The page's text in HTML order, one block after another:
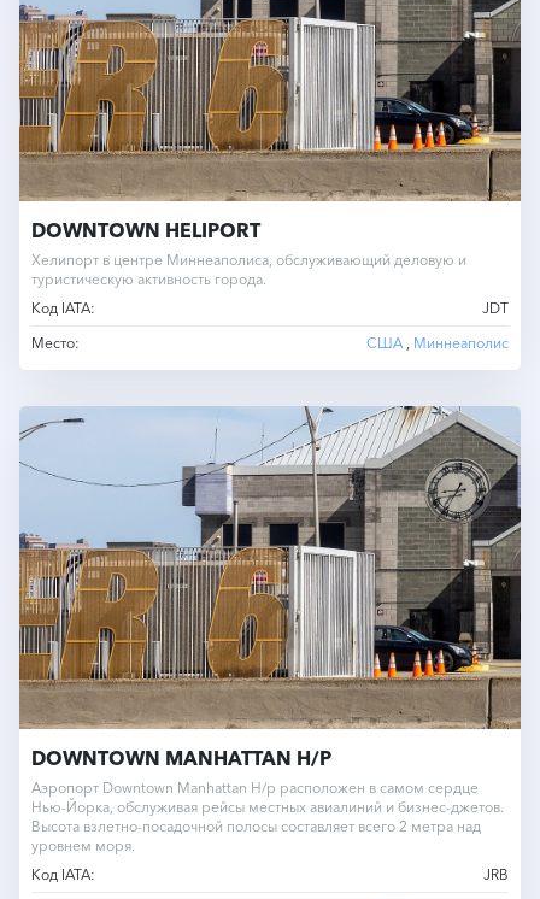
DOWNTOWN HELIPORT
Хелипорт в центре Миннеаполиса, обслуживающий деловую и
туристическую активность города.
Код IATA:
JDT
Место:
США Миннеаполис
DOWNTOWN MANHATTAN H/P
Аэропорт Downtown Manhattan H/p расположен в самом сердце
Нью-Йорка, обслуживая рейсы местных авиалиний и бизнес-джетов.
Высота взлетно-посадочной полосы составляет всего 2 метра над
уровнем моря.
Код IATA:
JRB